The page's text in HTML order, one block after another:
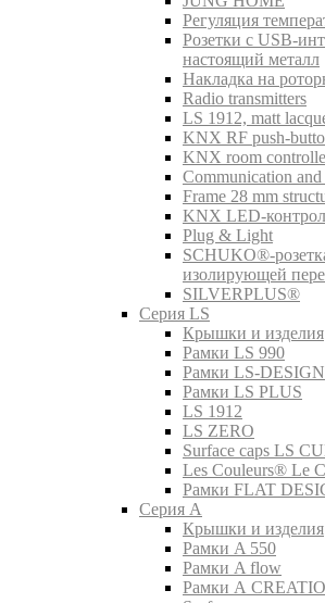
Регуляция
Розетки с USB-
настоящий металл
Накладка на
Radio transmitters
LS 1912, matt
KNX RF push-
KNX room
Communication
Frame 28 mm
KNX LED-
Plug & Light
SCHUKO®-
изолирующей
SILVERPLUS®
Серия LS
Крышки и изделия
Рамки LS 990
Рамки LS-DESIGN
Рамки LS PLUS
LS 1912
LS ZERO
Surface caps LS
Les Couleurs® Le
Рамки FLAT
Серия A
Крышки и изделия
Рамки A 550
Рамки A flow
Рамки A